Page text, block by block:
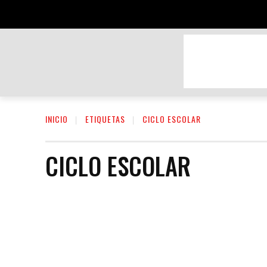
INICIO ETIQUETAS CICLO ESCOLAR
CICLO ESCOLAR